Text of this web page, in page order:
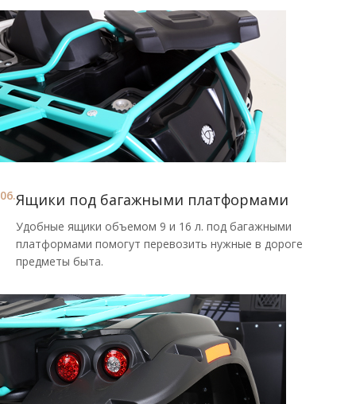
06.Ящики под багажными платформами
Удобные ящики объемом 9 и 16 л. под багажными
платформами помогут перевозить нужные в дороге
предметы быта.